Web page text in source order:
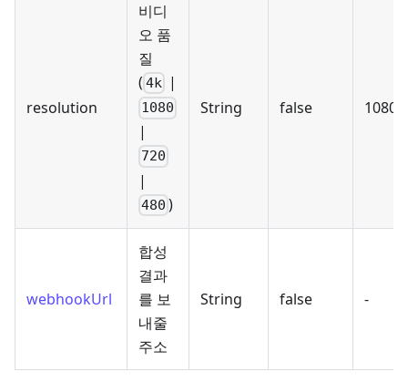
resolution
비디
오 품
질
( 4k |
1080
|
720
|
480 )
String false 1080
webhookUrl
합성
결과
를 보
내줄
주소
String false -